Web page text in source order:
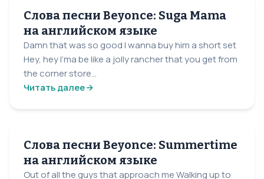
Слова песни Beyonce: Suga Mama
на английском языке
Damn that was so good I wanna buy him a short set
Hey, hey I'ma be like a jolly rancher that you get from
the corner store...
Читать далее
Слова песни Beyonce: Summertime
на английском языке
Out of all the guys that approach me Walking up to